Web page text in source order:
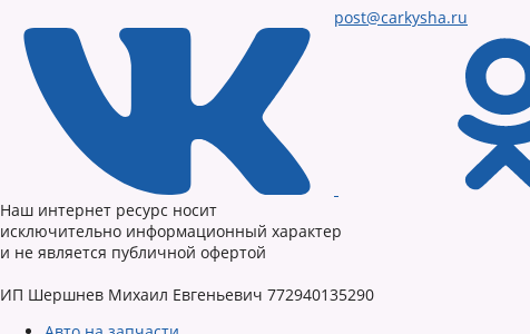
post@carkysha.ru
Наш интернет ресурс носит
исключительно информационный характер
и не является публичной офертой
ИП Шершнев Михаил Евгеньевич 772940135290